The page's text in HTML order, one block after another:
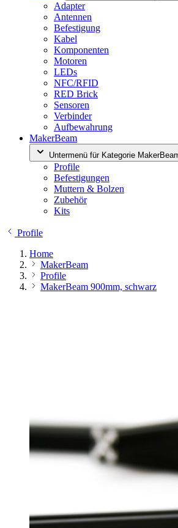
Adapter
Antennen
Befestigung
Kabel
Komponenten
Motoren
LEDs
NFC/RFID
RED Brick
Sensoren
Verbinder
Aufbewahrung
MakerBeam
Untermenü für Kategorie
Profile
Befestigungen
Muttern & Bolzen
Zubehör
Kits
Profile
Home
MakerBeam
Profile
MakerBeam 900mm, schwarz